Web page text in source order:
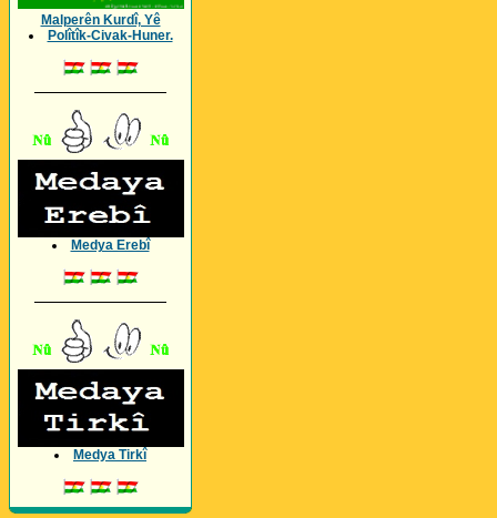
Malperên Kurdî, Yê
Polîtîk-Civak-Huner.
Medya Erebî
Medya Tirkî